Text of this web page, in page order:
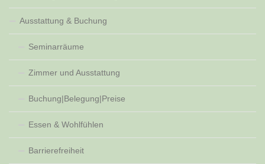
Ausstattung & Buchung
Seminarräume
Zimmer und Ausstattung
Buchung|Belegung|Preise
Essen & Wohlfühlen
Barrierefreiheit